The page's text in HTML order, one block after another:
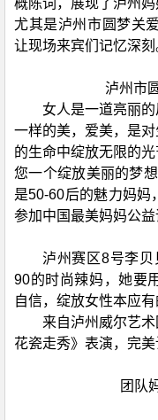
概陈词，展现了泸州
尤其是泸州市圆梦关
让现场来宾们记忆深刻
泸州市
女人是一道亮丽
一样的美，爱美，是
的生命中绽放无限的
您一个绽放美丽的梦
是50-60后的魅力妈妈
参加中国最美妈妈公益
泸州赛区8号李
90的时尚辣妈，她要
自信，绽放女性本应有
来自泸州威尔艺
花瓷走秀》表演，完美
团队